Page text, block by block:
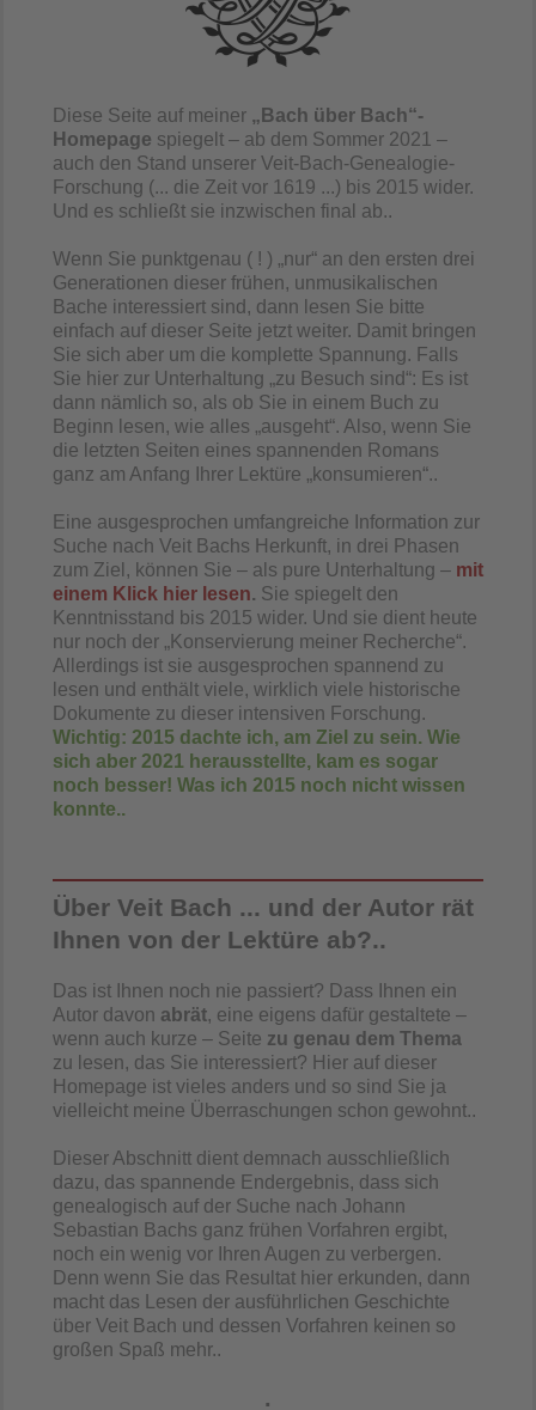
Diese Seite auf meiner „Bach über Bach“-
Homepage spiegelt – ab dem Sommer 2021 –
auch den Stand unserer Veit-Bach-Genealogie-
Forschung (... die Zeit vor 1619 ...) bis 2015 wider.
Und es schließt sie inzwischen final ab..
Wenn Sie punktgenau ( ! ) „nur“ an den ersten drei
Generationen dieser frühen, unmusikalischen
Bache interessiert sind, dann lesen Sie bitte
einfach auf dieser Seite jetzt weiter. Damit bringen
Sie sich aber um die komplette Spannung. Falls
Sie hier zur Unterhaltung „zu Besuch sind“: Es ist
dann nämlich so, als ob Sie in einem Buch zu
Beginn lesen, wie alles „ausgeht“. Also, wenn Sie
die letzten Seiten eines spannenden Romans
ganz am Anfang Ihrer Lektüre „konsumieren“..
Eine ausgesprochen umfangreiche Information zur
Suche nach Veit Bachs Herkunft, in drei Phasen
zum Ziel, können Sie – als pure Unterhaltung – mit
einem Klick hier lesen. Sie spiegelt den
Kenntnisstand bis 2015 wider. Und sie dient heute
nur noch der „Konservierung meiner Recherche“.
Allerdings ist sie ausgesprochen spannend zu
lesen und enthält viele, wirklich viele historische
Dokumente zu dieser intensiven Forschung.
Wichtig: 2015 dachte ich, am Ziel zu sein. Wie
sich aber 2021 herausstellte, kam es sogar
noch besser! Was ich 2015 noch nicht wissen
konnte..
Über Veit Bach ... und der Autor rät
Ihnen von der Lektüre ab?..
Das ist Ihnen noch nie passiert? Dass Ihnen ein
Autor davon abrät, eine eigens dafür gestaltete –
wenn auch kurze – Seite zu genau dem Thema
zu lesen, das Sie interessiert? Hier auf dieser
Homepage ist vieles anders und so sind Sie ja
vielleicht meine Überraschungen schon gewohnt..
Dieser Abschnitt dient demnach ausschließlich
dazu, das spannende Endergebnis, dass sich
genealogisch auf der Suche nach Johann
Sebastian Bachs ganz frühen Vorfahren ergibt,
noch ein wenig vor Ihren Augen zu verbergen.
Denn wenn Sie das Resultat hier erkunden, dann
macht das Lesen der ausführlichen Geschichte
über Veit Bach und dessen Vorfahren keinen so
großen Spaß mehr..
.